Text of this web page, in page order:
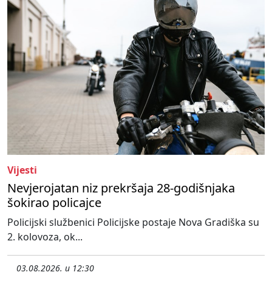
Vijesti
Nevjerojatan niz prekršaja 28-godišnjaka
šokirao policajce
Policijski službenici Policijske postaje Nova Gradiška su
2. kolovoza, ok...
03.08.2026. u 12:30